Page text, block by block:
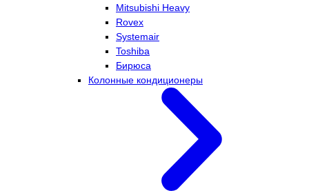
Mitsubishi Heavy
Rovex
Systemair
Toshiba
Бирюса
Колонные кондиционеры